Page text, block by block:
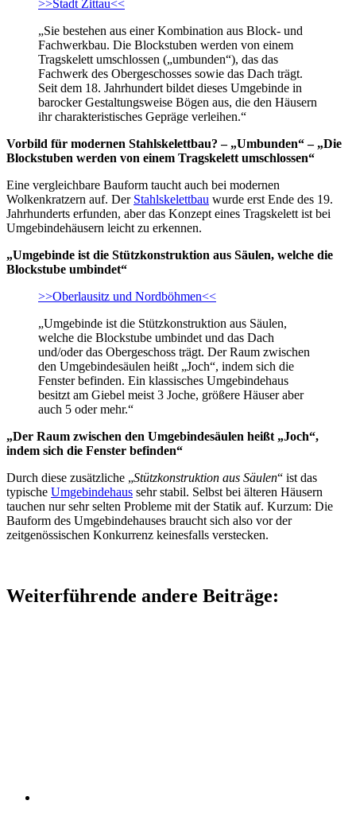
>>Stadt Zittau<<
„Sie bestehen aus einer Kombination aus Block- und
Fachwerkbau. Die Blockstuben werden von einem
Tragskelett umschlossen („umbunden“), das das
Fachwerk des Obergeschosses sowie das Dach trägt.
Seit dem 18. Jahrhundert bildet dieses Umgebinde in
barocker Gestaltungsweise Bögen aus, die den Häusern
ihr charakteristisches Gepräge verleihen.“
Vorbild für modernen Stahlskelettbau? – „Umbunden“ – „Die
Blockstuben werden von einem Tragskelett umschlossen“
Eine vergleichbare Bauform taucht auch bei modernen
Wolkenkratzern auf. Der Stahlskelettbau wurde erst Ende des 19.
Jahrhunderts erfunden, aber das Konzept eines Tragskelett ist bei
Umgebindehäusern leicht zu erkennen.
„Umgebinde ist die Stützkonstruktion aus Säulen, welche die
Blockstube umbindet“
>>Oberlausitz und Nordböhmen<<
„Umgebinde ist die Stützkonstruktion aus Säulen,
welche die Blockstube umbindet und das Dach
und/oder das Obergeschoss trägt. Der Raum zwischen
den Umgebindesäulen heißt „Joch“, indem sich die
Fenster befinden. Ein klassisches Umgebindehaus
besitzt am Giebel meist 3 Joche, größere Häuser aber
auch 5 oder mehr.“
„Der Raum zwischen den Umgebindesäulen heißt „Joch“,
indem sich die Fenster befinden“
Durch diese zusätzliche „Stützkonstruktion aus Säulen“ ist das
typische Umgebindehaus sehr stabil. Selbst bei älteren Häusern
tauchen nur sehr selten Probleme mit der Statik auf. Kurzum: Die
Bauform des Umgebindehauses braucht sich also vor der
zeitgenössischen Konkurrenz keinesfalls verstecken.
Weiterführende andere Beiträge: